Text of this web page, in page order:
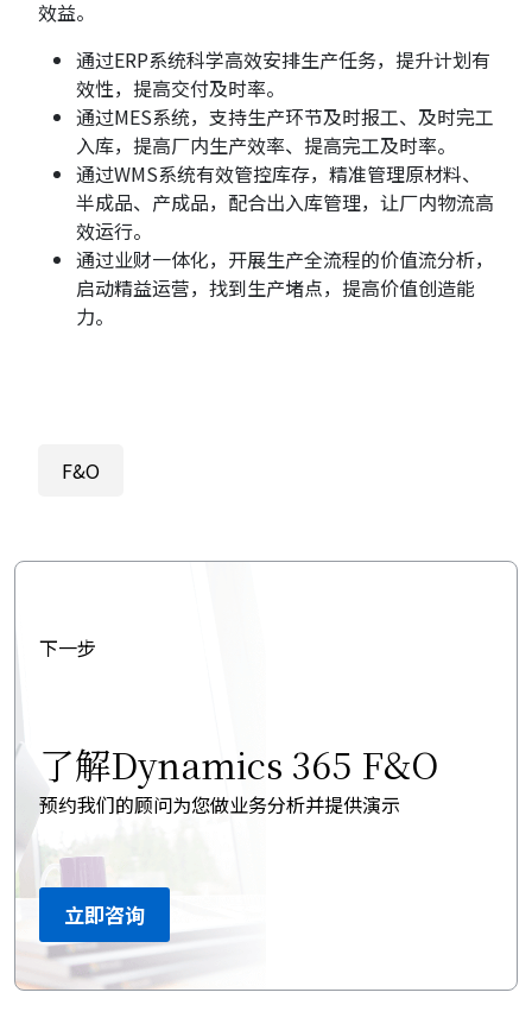
效益。
通过ERP系统科学高效安排生产任务，提升计划有
效性，提高交付及时率。
通过MES系统，支持生产环节及时报工、及时完工
入库，提高厂内生产效率、提高完工及时率。
通过WMS系统有效管控库存，精准管理原材料、
半成品、产成品，配合出入库管理，让厂内物流高
效运行。
通过业财一体化，开展生产全流程的价值流分析，
启动精益运营，找到生产堵点，提高价值创造能
力。
F&O
下一步
了解Dynamics 365 F&O
预约我们的顾问为您做业务分析并提供演示
立即咨询